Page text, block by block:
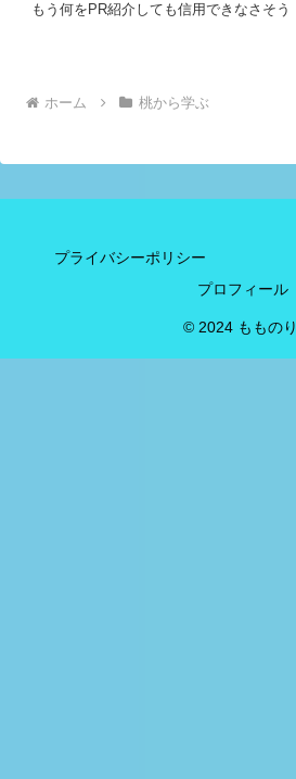
もう何をPR紹介しても信用できなさそう
ホーム 桃から学ぶ
プライバシーポリシー
プロフィール
© 2024 もものり.